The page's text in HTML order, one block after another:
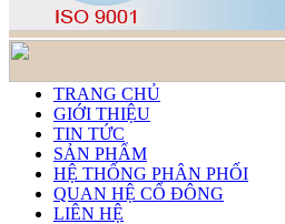
TRANG CHỦ
GIỚI THIỆU
TIN TỨC
SẢN PHẨM
HỆ THỐNG PHÂN PHỐI
QUAN HỆ CỔ ĐÔNG
LIÊN HỆ